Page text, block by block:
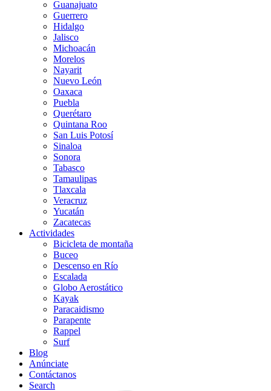
Guanajuato
Guerrero
Hidalgo
Jalisco
Michoacán
Morelos
Nayarit
Nuevo León
Oaxaca
Puebla
Querétaro
Quintana Roo
San Luis Potosí
Sinaloa
Sonora
Tabasco
Tamaulipas
Tlaxcala
Veracruz
Yucatán
Zacatecas
Actividades
Bicicleta de montaña
Buceo
Descenso en Río
Escalada
Globo Aerostático
Kayak
Paracaidismo
Parapente
Rappel
Surf
Blog
Anúnciate
Contáctanos
Search